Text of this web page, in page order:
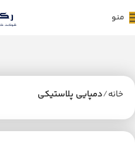
منو
خانه دمپایی پلاستیکی